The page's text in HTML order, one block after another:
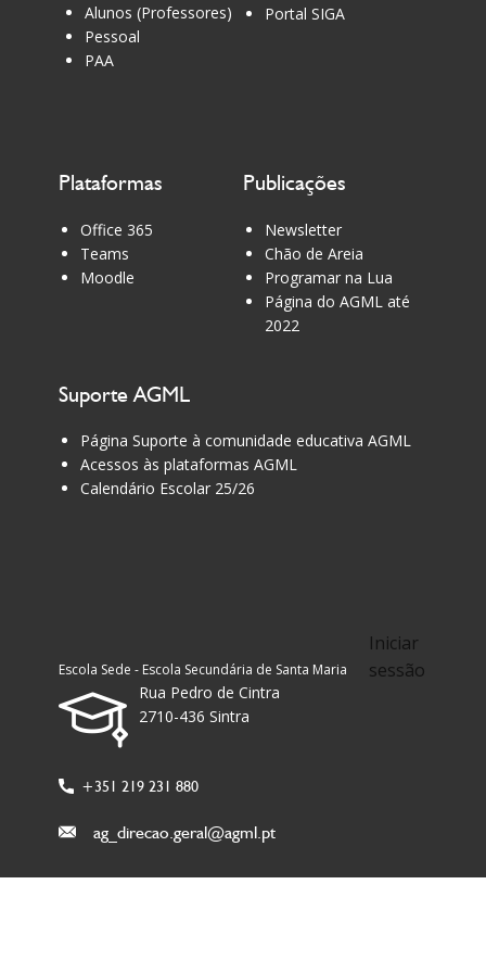
rosto de mulher, revela a dolorosa
realidade das mulheres no meio dos
Alunos (Professores)
Pessoal
PAA
Portal SIGA
Plataformas
Office 365
Teams
Moodle
Publicações
Newsletter
Chão de Areia
Programar na Lua
Página do AGML até
2022
Suporte AGML
Página Suporte à comunidade educativa AGML
Acessos às plataformas AGML
Calendário Escolar 25/26
Iniciar
sessão
Escola Sede - Escola Secundária de Santa Maria
Rua Pedro de Cintra
2710-436 Sintra
+351 219 231 880
ag_direcao.geral@agml.pt